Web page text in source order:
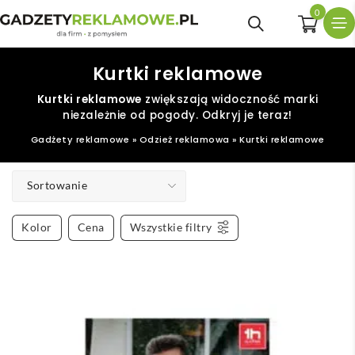
0
Kurtki reklamowe
Kurtki reklamowe zwiększają widoczność marki
niezależnie od pogody. Odkryj je teraz!
Gadżety reklamowe » Odzież reklamowa »Kurtki reklamowe
Sortowanie
Kolor Cena Wszystkie filtry